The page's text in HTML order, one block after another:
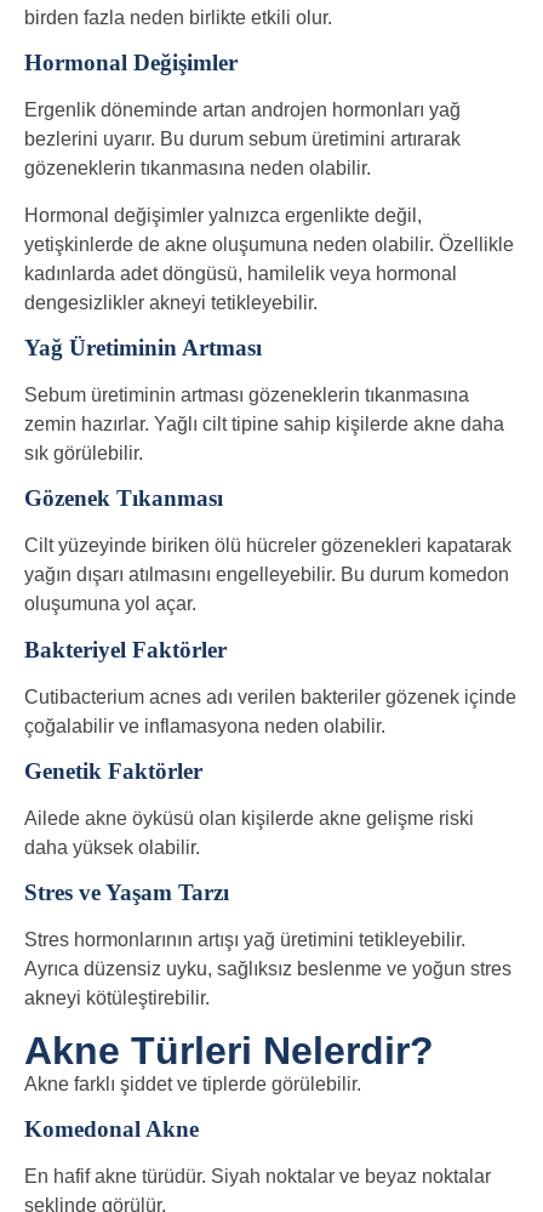
birden fazla neden birlikte etkili olur.
Hormonal Değişimler
Ergenlik döneminde artan androjen hormonları yağ
bezlerini uyarır. Bu durum sebum üretimini artırarak
gözeneklerin tıkanmasına neden olabilir.
Hormonal değişimler yalnızca ergenlikte değil,
yetişkinlerde de akne oluşumuna neden olabilir. Özellikle
kadınlarda adet döngüsü, hamilelik veya hormonal
dengesizlikler akneyi tetikleyebilir.
Yağ Üretiminin Artması
Sebum üretiminin artması gözeneklerin tıkanmasına
zemin hazırlar. Yağlı cilt tipine sahip kişilerde akne daha
sık görülebilir.
Gözenek Tıkanması
Cilt yüzeyinde biriken ölü hücreler gözenekleri kapatarak
yağın dışarı atılmasını engelleyebilir. Bu durum komedon
oluşumuna yol açar.
Bakteriyel Faktörler
Cutibacterium acnes adı verilen bakteriler gözenek içinde
çoğalabilir ve inflamasyona neden olabilir.
Genetik Faktörler
Ailede akne öyküsü olan kişilerde akne gelişme riski
daha yüksek olabilir.
Stres ve Yaşam Tarzı
Stres hormonlarının artışı yağ üretimini tetikleyebilir.
Ayrıca düzensiz uyku, sağlıksız beslenme ve yoğun stres
akneyi kötüleştirebilir.
Akne Türleri Nelerdir?
Akne farklı şiddet ve tiplerde görülebilir.
Komedonal Akne
En hafif akne türüdür. Siyah noktalar ve beyaz noktalar
şeklinde görülür.